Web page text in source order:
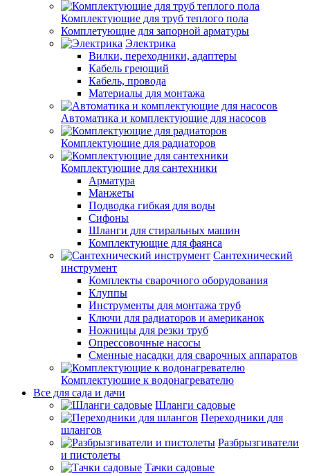
Комплектующие для труб теплого пола
Комплетующие для запорной арматуры
Электрика
Вилки, переходники, адаптеры
Кабель греющий
Кабель, провода
Материалы для монтажа
Автоматика и комплектующие для насосов
Комплектующие для радиаторов
Комплектующие для сантехники
Арматура
Манжеты
Подводка гибкая для воды
Сифоны
Шланги для стиральных машин
Комплектующие для фаянса
Сантехнический
инструмент
Комплекты сварочного оборудования
Клуппы
Инструменты для монтажа труб
Ключи для радиаторов и американок
Ножницы для резки труб
Опрессовочные насосы
Сменные насадки для сварочных аппаратов
Комплектующие к водонагревателю
Все для сада и дачи
Шланги садовые
Переходники для
шлангов
Разбрызгиватели
и пистолеты
Тачки садовые